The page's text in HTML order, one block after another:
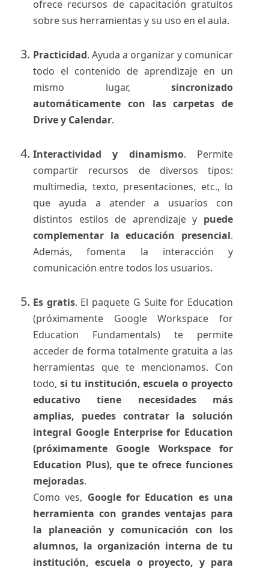
ofrece recursos de capacitación gratuitos
sobre sus herramientas y su uso en el aula.
Practicidad. Ayuda a organizar y comunicar
todo el contenido de aprendizaje en un
mismo lugar, sincronizado
automáticamente con las carpetas de
Drive y Calendar.
Interactividad y dinamismo. Permite
compartir recursos de diversos tipos:
multimedia, texto, presentaciones, etc., lo
que ayuda a atender a usuarios con
distintos estilos de aprendizaje y puede
complementar la educación presencial.
Además, fomenta la interacción y
comunicación entre todos los usuarios.
Es gratis. El paquete G Suite for Education
(próximamente Google Workspace for
Education Fundamentals) te permite
acceder de forma totalmente gratuita a las
herramientas que te mencionamos. Con
todo, si tu institución, escuela o proyecto
educativo tiene necesidades más
amplias, puedes contratar la solución
integral Google Enterprise for Education
(próximamente Google Workspace for
Education Plus), que te ofrece funciones
mejoradas.
Como ves, Google for Education es una
herramienta con grandes ventajas para
la planeación y comunicación con los
alumnos, la organización interna de tu
institución, escuela o proyecto, y para